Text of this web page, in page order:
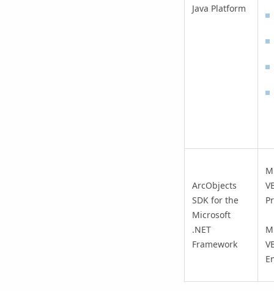
Java Platform
ArcObjects
SDK for the
Microsoft
.NET
Framework